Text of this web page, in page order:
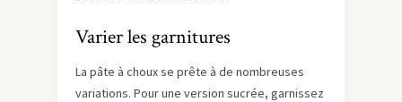
Varier les garnitures
La pâte à choux se prête à de nombreuses
variations. Pour une version sucrée, garnissez